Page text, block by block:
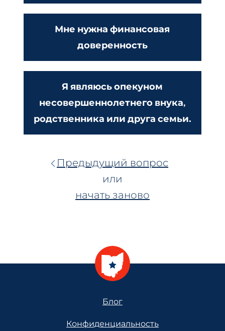
Мне нужна финансовая
доверенность
Я являюсь опекуном
несовершеннолетнего внука,
родственника или друга семьи.
Предыдущий вопрос
или
начать заново
Блог
Конфиденциальность